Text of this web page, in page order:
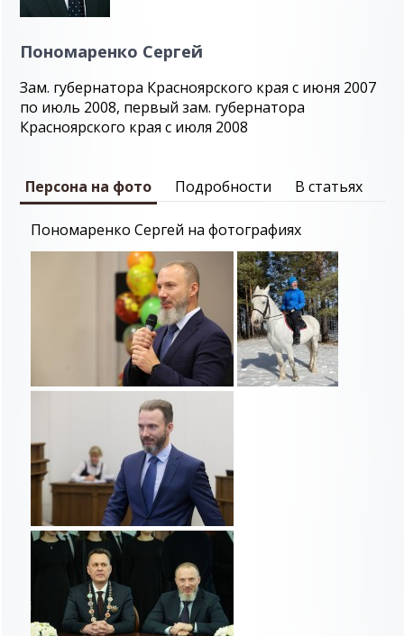
Пономаренко Сергей
Зам. губернатора Красноярского края с июня 2007
по июль 2008, первый зам. губернатора
Красноярского края с июля 2008
Персона на фото Подробности В статьях
Пономаренко Сергей на фотографиях